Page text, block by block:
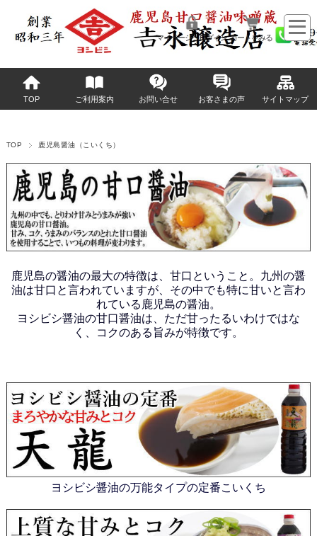
マイページへログイン カートをみる
TOP ご利用案内 お問い合せ お客さまの声 サイトマップ
TOP 鹿児島醤油（こいくち）
鹿児島の醤油の最大の特徴は、甘口ということ。九州の醤
油は甘口と言われていますが、その中でも特に甘いと言わ
れている鹿児島の醤油。
ヨシビシ醤油の甘口醤油は、ただ甘ったるいわけではな
く、コクのある旨みが特徴です。
ヨシビシ醤油の万能タイプの定番こいくち